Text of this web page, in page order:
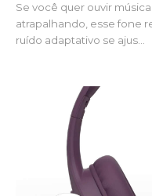
Se você quer ouvir
atrapalhando, esse fone
ruído adaptativo se ajus...